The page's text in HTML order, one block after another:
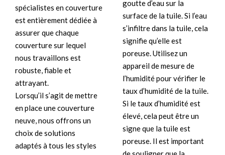
spécialistes en couverture
est entièrement dédiée à
assurer que chaque
couverture sur lequel
nous travaillons est
robuste, fiable et
attrayant.
Lorsqu’il s’agit de mettre
en place une couverture
neuve, nous offrons un
choix de solutions
adaptés à tous les styles
goutte d’eau sur la
surface de la tuile. Si l’eau
s’infiltre dans la tuile, cela
signifie qu’elle est
poreuse. Utilisez un
appareil de mesure de
l’humidité pour vérifier le
taux d’humidité de la tuile.
Si le taux d’humidité est
élevé, cela peut être un
signe que la tuile est
poreuse. Il est important